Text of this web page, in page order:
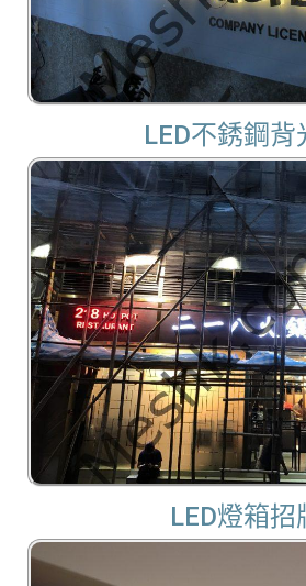
LED不銹鋼背
LED燈箱招